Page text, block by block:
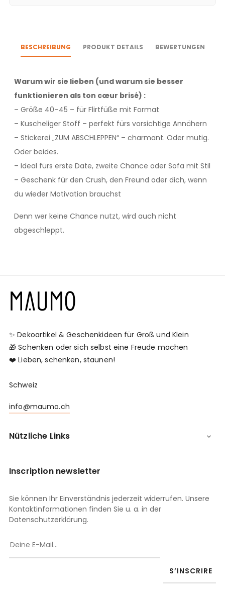
BESCHREIBUNG PRODUKT DETAILS BEWERTUNGEN
Warum wir sie lieben (und warum sie besser
funktionieren als ton cœur brisé) :
– Größe 40–45 – für Flirtfüße mit Format
– Kuscheliger Stoff – perfekt fürs vorsichtige Annähern
– Stickerei „ZUM ABSCHLEPPEN“ – charmant. Oder mutig.
Oder beides.
– Ideal fürs erste Date, zweite Chance oder Sofa mit Stil
– Geschenk für den Crush, den Freund oder dich, wenn
du wieder Motivation brauchst
Denn wer keine Chance nutzt, wird auch nicht
abgeschleppt.
✨ Dekoartikel & Geschenkideen für Groß und Klein
🎁 Schenken oder sich selbst eine Freude machen
❤️ Lieben, schenken, staunen!
Schweiz
info@maumo.ch
Nützliche Links 
Inscription newsletter
Sie können Ihr Einverständnis jederzeit widerrufen. Unsere
Kontaktinformationen finden Sie u. a. in der
Datenschutzerklärung.
S’INSCRIRE